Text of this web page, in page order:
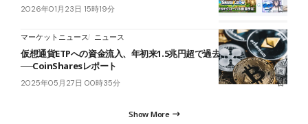
2026年01月23日 15時19分
マーケットニュース ニュース
仮想通貨ETPへの資金流入、年初来1.5兆円超で過去最高
──CoinSharesレポート
2025年05月27日 00時35分
Show More